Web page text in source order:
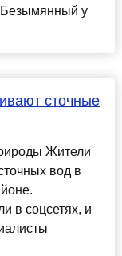
Безымянный у
сточные
Жители
вод в
в соцсетях, и